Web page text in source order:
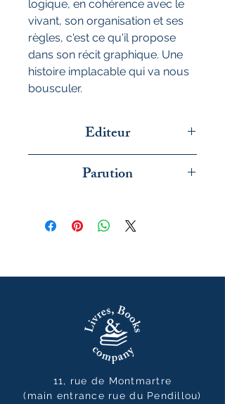
logique, en cohérence avec le
vivant, son organisation et ses
règles, c'est ce qu'il propose
dans son récit graphique. Une
histoire implacable qui va nous
bousculer.
Editeur
Parution
11, rue de Montmartre
(main entrance rue du Pendillou)